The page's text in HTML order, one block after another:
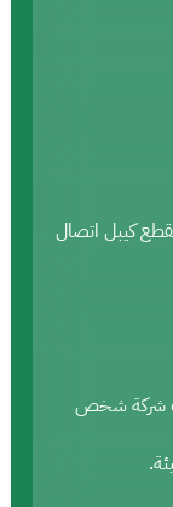
كيبل اتصال
شركة شخص